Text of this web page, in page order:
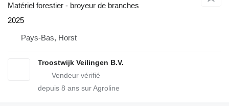
Matériel forestier - broyeur de branches
2025
Pays-Bas, Horst
Troostwijk Veilingen B.V.
depuis 8 ans sur Agroline